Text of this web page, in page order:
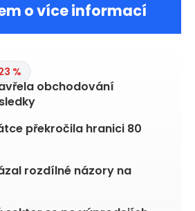
o více informací
%
obchodování
překročila hranici 80
rozdílné názory na